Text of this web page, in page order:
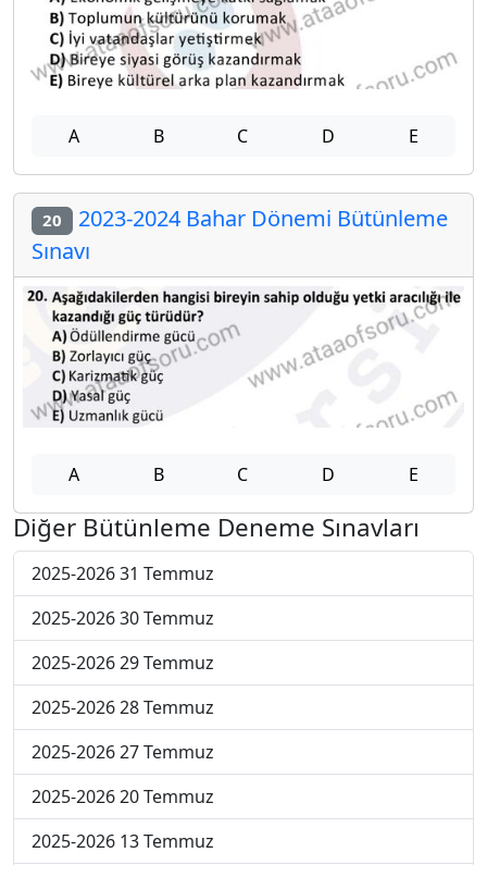
A B C D E
20 2023-2024 Bahar Dönemi Bütünleme
Sınavı
A B C D E
Diğer Bütünleme Deneme Sınavları
2025-2026 31 Temmuz
2025-2026 30 Temmuz
2025-2026 29 Temmuz
2025-2026 28 Temmuz
2025-2026 27 Temmuz
2025-2026 20 Temmuz
2025-2026 13 Temmuz